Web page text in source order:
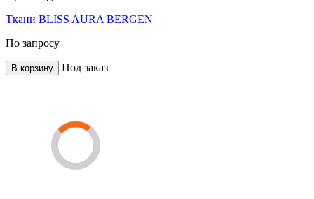
Ткани BLISS AURA BERGEN
По запросу
В корзину Под заказ